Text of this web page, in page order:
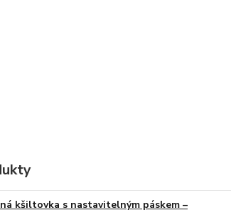
kšiltovka s nastavitelným páskem –